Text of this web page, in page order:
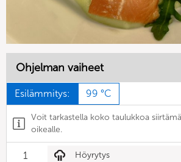
Ohjelman vaiheet
Esilämmitys: 99 °C
Voit tarkastella koko taulukkoa
oikealle.
1 Höyrytys